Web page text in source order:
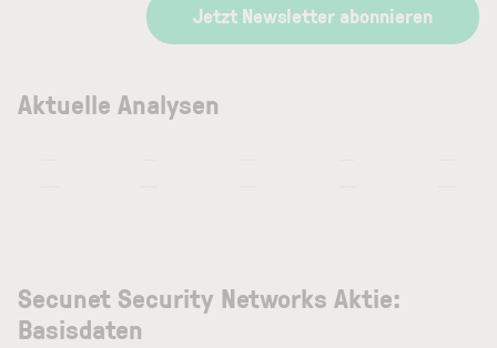
Jetzt Newsletter abonnieren
Aktuelle Analysen
Secunet Security Networks Aktie:
Basisdaten